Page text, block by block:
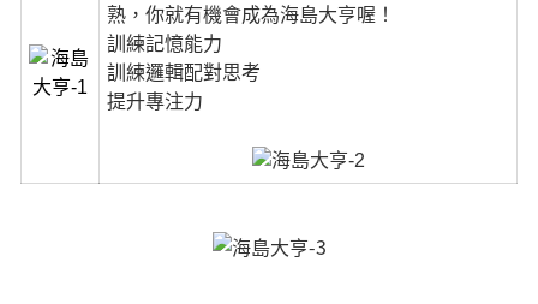
熟，你就有機會成為海島大亨喔！
訓練記憶能力
訓練邏輯配對思考
提升專注力